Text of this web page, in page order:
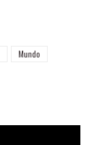
Mundo